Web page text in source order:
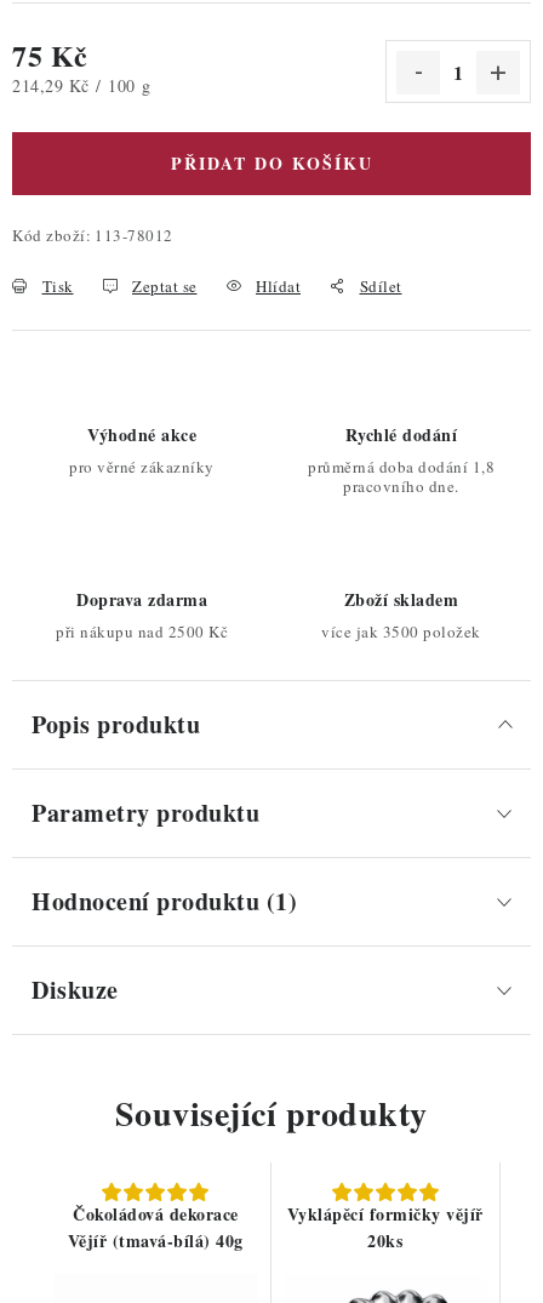
75 Kč
Měrná cena:
214,29 Kč / 100 g
PŘIDAT DO KOŠÍKU
Kód zboží: 113-78012
Tisk Zeptat se Hlídat Sdílet
Výhodné akce
pro věrné zákazníky
Rychlé dodání
průměrná doba dodání 1,8
pracovního dne.
Doprava zdarma
při nákupu nad 2500 Kč
Zboží skladem
více jak 3500 položek
Popis produktu
Parametry produktu
Hodnocení produktu (1)
Diskuze
Související produkty
Čokoládová dekorace
Vějíř (tmavá-bílá) 40g
Vyklápěcí formičky vějíř
20ks